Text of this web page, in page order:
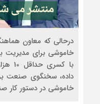
درحالی که معاون
خاموشی برای مدیریت
با
داده، سخنگوی صنعت
خاموشی در دستور